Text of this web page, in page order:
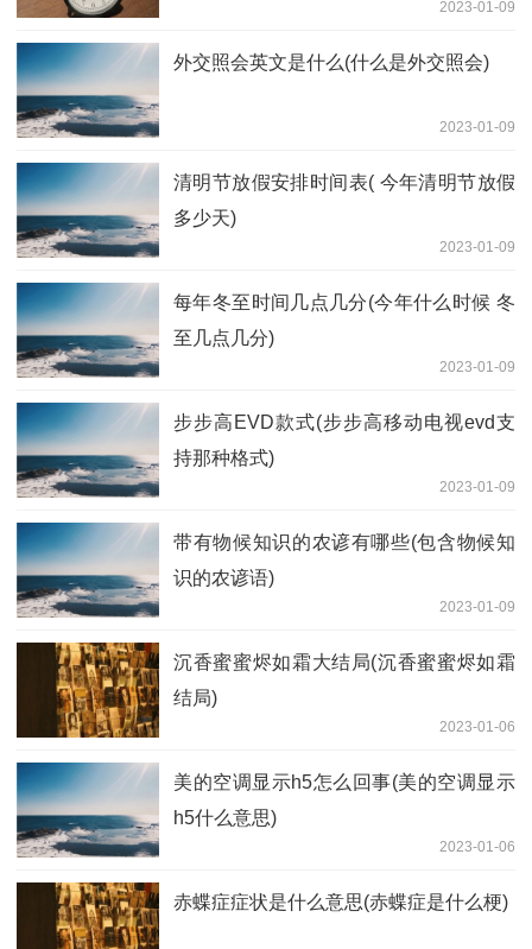
2023-01-09
外交照会英文是什么(什么是外交照会)
2023-01-09
清明节放假安排时间表( 今年清明节放假
多少天)
2023-01-09
每年冬至时间几点几分(今年什么时候 冬
至几点几分)
2023-01-09
步步高EVD款式(步步高移动电视evd支
持那种格式)
2023-01-09
带有物候知识的农谚有哪些(包含物候知
识的农谚语)
2023-01-09
沉香蜜蜜烬如霜大结局(沉香蜜蜜烬如霜
结局)
2023-01-06
美的空调显示h5怎么回事(美的空调显示
h5什么意思)
2023-01-06
赤蝶症症状是什么意思(赤蝶症是什么梗)